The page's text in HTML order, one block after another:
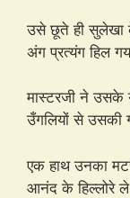
उसे छूते ही
अंग प्रत्यंग हिल
मास्टरजी ने उसके
उँगलियों से उसकी
एक हाथ उनका
आनंद के हिल्लोरे